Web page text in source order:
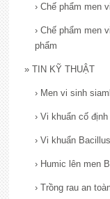
› Chế phẩm men
› Chế phẩm men
phẩm
» TIN KỸ THUẬT
› Men vi sinh
› Vi khuẩn cố định
› Vi khuẩn
› Humic lên men
› Trồng rau an